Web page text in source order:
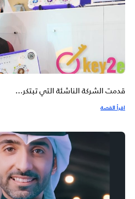
قدمت الشركة الناشئة التي تبتكر...
اقرأ القصة